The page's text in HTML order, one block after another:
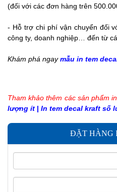
(đối với các đơn hàng trên
- Hỗ trợ chi phí vận chuyển đối
công ty, doanh nghiệp… đến từ
Khám phá ngaymẫu in tem
Tham khảo thêm các sản phẩm
lượng ít | In tem decal kraft số
ĐẶT HÀNG